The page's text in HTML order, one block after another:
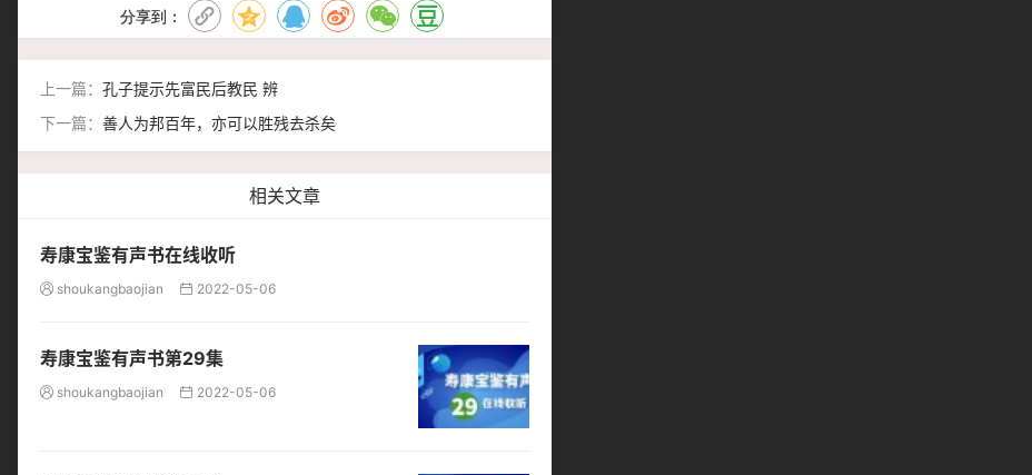
分享到：
上一篇： 孔子提示先富民后教民 辨
下一篇： 善人为邦百年，亦可以胜残去杀矣
相关文章
寿康宝鉴有声书在线收听
 shoukangbaojian  2022-05-06
寿康宝鉴有声书第29集
 shoukangbaojian  2022-05-06